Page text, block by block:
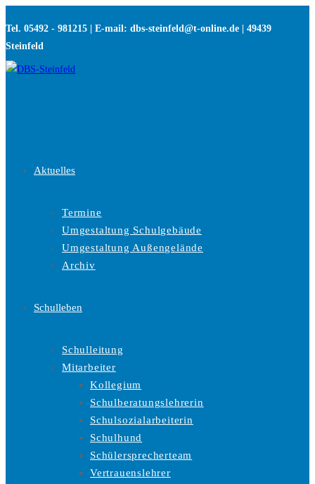
Inhalt
springen
Tel. 05492 - 981215 | E-mail: dbs-steinfeld@t-online.de | 49439
Steinfeld
Aktuelles
Termine
Umgestaltung Schulgebäude
Umgestaltung Außengelände
Archiv
Schulleben
Schulleitung
Mitarbeiter
Kollegium
Schulberatungslehrerin
Schulsozialarbeiterin
Schulhund
Schülersprecherteam
Vertrauenslehrer